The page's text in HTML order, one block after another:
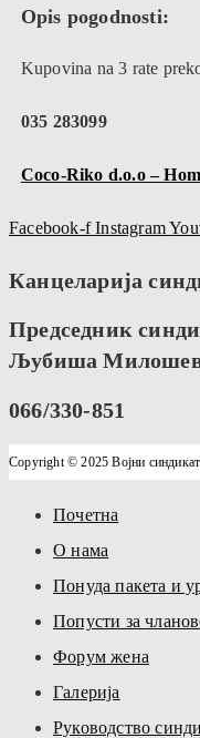
Opis pogodnosti:
Kupovina na 3 rate
035 283099
Coco-Riko d.o.o –
Facebook-f Instagram
Канцеларија
Председник
Љубиша
066/330-851
Copyright © 2025 Војни
Почетна
О нама
Понуда пакета и
Попусти за
Форум жена
Галерија
Руководство